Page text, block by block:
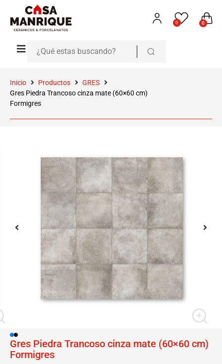
0 0
Inicio Productos
GRES
Gres Piedra Trancoso cinza mate (60×60 cm)
Formigres
Gres Piedra Trancoso cinza mate (60×60 cm)
Formigres